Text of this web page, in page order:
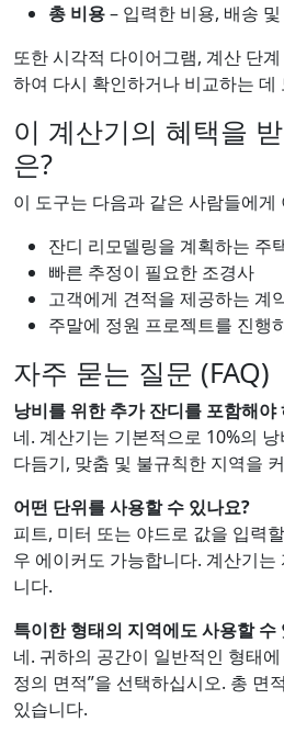
총 비용– 입력한 비용, 배송
또한 시각적 다이어그램, 계산 단
하여 다시 확인하거나 비교하는 데
이 계산기의 혜택을
은?
이 도구는 다음과 같은 사람들에게
잔디 리모델링을 계획하는 주
빠른 추정이 필요한 조경사
고객에게 견적을 제공하는 계
주말에 정원 프로젝트를 진행
자주 묻는 질문 (FAQ)
낭비를 위한 추가 잔디를 포함해야
네. 계산기는 기본적으로 10%의
다듬기, 맞춤 및 불규칙한 지역을
어떤 단위를 사용할 수 있나요?
피트, 미터 또는 야드로 값을 입력
우 에이커도 가능합니다. 계산기
니다.
특이한 형태의 지역에도 사용할 수
네. 귀하의 공간이 일반적인 형태
정의 면적”을 선택하십시오. 총 면
있습니다.